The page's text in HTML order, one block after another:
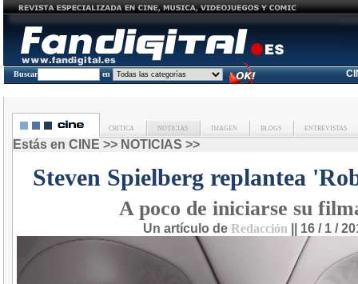
Buscar en
CRITICA NOTICIAS IMAGEN BLOGS ENTREVISTAS
Estás en CINE >> NOTICIAS >>
Steven Spielberg replantea
A poco de iniciarse su
Un artículo de Redacción || 16 / 1 /